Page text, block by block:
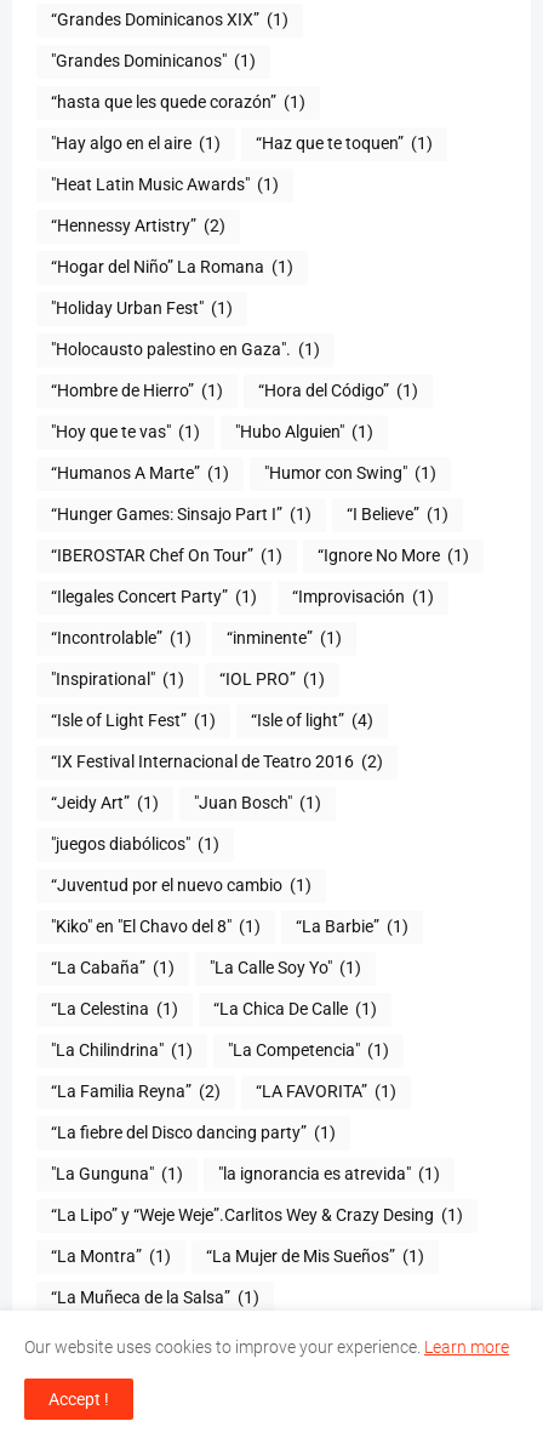
“Grandes Dominicanos XIX” (1)
"Grandes Dominicanos" (1)
(1)
"Hay algo en el aire (1) “Haz que te toquen” (1)
"Heat Latin Music Awards" (1)
“Hennessy Artistry” (2)
“Hogar del Niño” La Romana (1)
(1)
"Holocausto palestino en Gaza". (1)
“Hombre de Hierro” (1) (1)
"Hoy que te vas" (1) "Hubo Alguien" (1)
“Humanos A Marte” (1) "Humor con Swing" (1)
(1) “I Believe” (1)
“IBEROSTAR Chef On Tour” (1) “Ignore No More (1)
“Ilegales Concert Party” (1) “Improvisación (1)
“Incontrolable” (1) “inminente” (1)
"Inspirational" (1) “IOL PRO” (1)
“Isle of Light Fest” (1) “Isle of light” (4)
“IX Festival Internacional de Teatro 2016 (2)
“Jeidy Art” (1) "Juan Bosch" (1)
"juegos diabólicos" (1)
“Juventud por el nuevo cambio (1)
"Kiko" en "El Chavo del 8" (1) “La Barbie” (1)
“La Cabaña” (1) "La Calle Soy Yo" (1)
“La Celestina (1) “La Chica De Calle (1)
"La Chilindrina" (1) "La Competencia" (1)
“La Familia Reyna” (2) “LA FAVORITA” (1)
“La fiebre del Disco dancing party” (1)
(1) "la ignorancia es atrevida" (1)
“La Lipo” y “Weje Weje”.Carlitos Wey & Crazy Desing (1)
“La Montra” (1) “La Mujer de Mis Sueños” (1)
“La Muñeca de la Salsa” (1)
“La Natividad del Señor” (1)
“La Noche Larga de Museos”
“La Seguridad
Our website uses cookies to improve your experience. Learn more
Accept !